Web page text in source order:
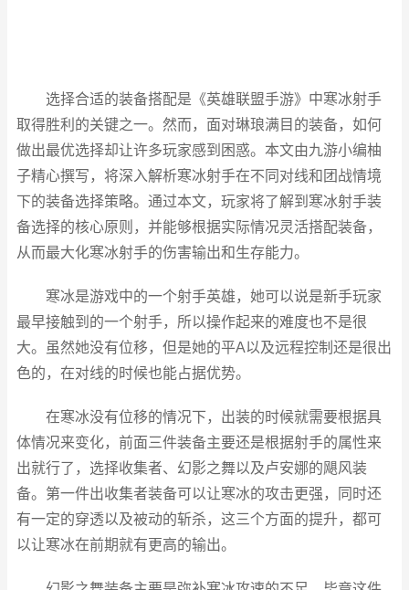
选择合适的装备搭配是《英雄联盟手游》中寒冰射手
取得胜利的关键之一。然而，面对琳琅满目的装备，如何
做出最优选择却让许多玩家感到困惑。本文由九游小编柚
子精心撰写，将深入解析寒冰射手在不同对线和团战情境
下的装备选择策略。通过本文，玩家将了解到寒冰射手装
备选择的核心原则，并能够根据实际情况灵活搭配装备，
从而最大化寒冰射手的伤害输出和生存能力。
寒冰是游戏中的一个射手英雄，她可以说是新手玩家
最早接触到的一个射手，所以操作起来的难度也不是很
大。虽然她没有位移，但是她的平A以及远程控制还是很出
色的，在对线的时候也能占据优势。
在寒冰没有位移的情况下，出装的时候就需要根据具
体情况来变化，前面三件装备主要还是根据射手的属性来
出就行了，选择收集者、幻影之舞以及卢安娜的飓风装
备。第一件出收集者装备可以让寒冰的攻击更强，同时还
有一定的穿透以及被动的斩杀，这三个方面的提升，都可
以让寒冰在前期就有更高的输出。